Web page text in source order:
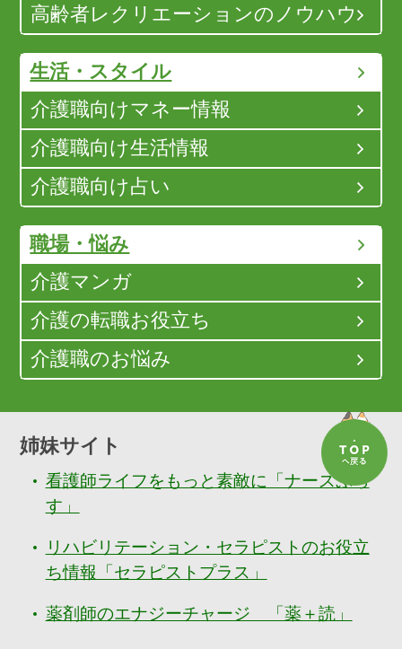
高齢者レクリエーションのノウハウ
生活・スタイル
介護職向けマネー情報
介護職向け生活情報
介護職向け占い
職場・悩み
介護マンガ
介護の転職お役立ち
介護職のお悩み
姉妹サイト
看護師ライフをもっと素敵に「ナースぷら
す」
リハビリテーション・セラピストのお役立
ち情報「セラピストプラス」
薬剤師のエナジーチャージ 「薬＋読」